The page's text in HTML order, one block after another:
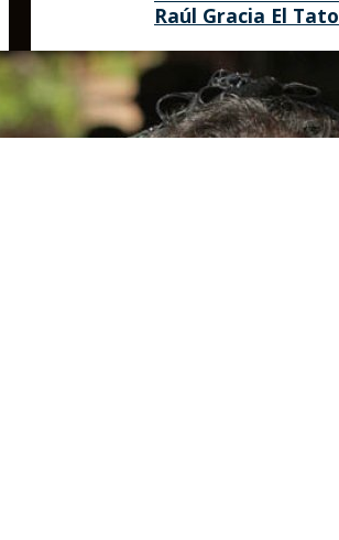
Raúl Gracia El Tato